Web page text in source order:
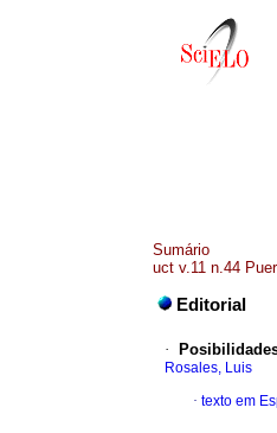
Sumário
uct v.11 n.44
Editorial
·
Rosales, Luis
· texto em